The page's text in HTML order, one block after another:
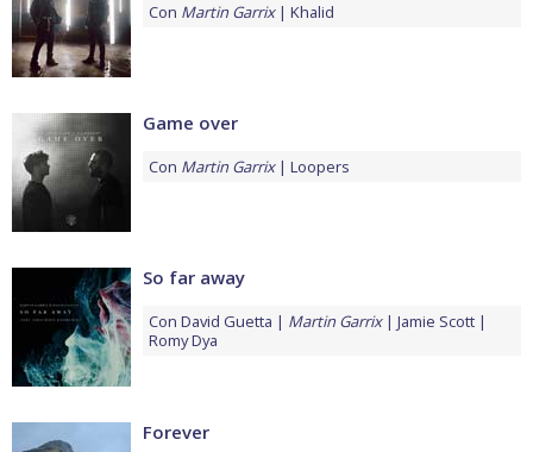
Con Martin Garrix Khalid
Game over
Con Martin Garrix Loopers
So far away
Con David Guetta Martin Garrix
Jamie Scott
Romy Dya
Forever